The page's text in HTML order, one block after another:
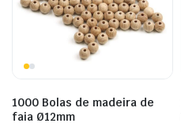
1000 Bolas de madeira de
faia Ø12mm